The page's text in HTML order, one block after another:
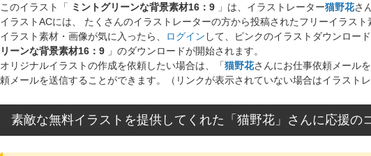
このイラスト「 ミントグリーンな背景素材16：9 」は、イラストレーター猫野花さ
イラストACには、 たくさんのイラストレーターの方から投稿されたフリーイラス
イラスト素材・画像が気に入ったら、
ログイン して、ピンクのイラストダウンロー
リーンな背景素材16：9 」のダウンロードが開始されます。
オリジナルイラストの作成を依頼したい場合は、「猫野花さんにお仕事依頼メール
頼メールを送信することができます。（リンクが表示されていない場合はイラスト
素敵な無料イラストを提供してくれた「猫野花」さんに応援の